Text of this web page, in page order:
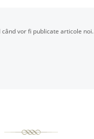
vor fi publicate articole noi.